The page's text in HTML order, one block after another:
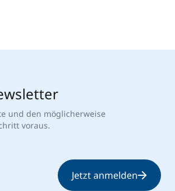
und den möglicherweise
voraus.
Jetzt anmelden